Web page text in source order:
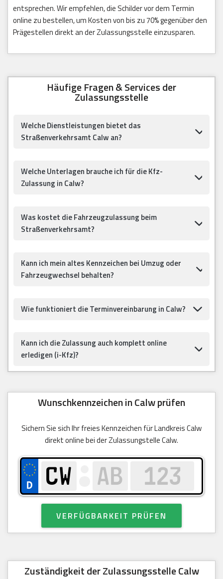
entsprechen. Wir empfehlen, die Schilder vor dem Termin
online zu bestellen, um Kosten von bis zu 70% gegenüber den
Prägestellen direkt an der Zulassungsstelle einzusparen.
Häufige Fragen & Services der
Zulassungsstelle
Welche Dienstleistungen bietet das
Straßenverkehrsamt Calw an?
Welche Unterlagen brauche ich für die Kfz-
Zulassung in Calw?
Was kostet die Fahrzeugzulassung beim
Straßenverkehrsamt?
Kann ich mein altes Kennzeichen bei Umzug oder
Fahrzeugwechsel behalten?
Wie funktioniert die Terminvereinbarung in Calw?
Kann ich die Zulassung auch komplett online
erledigen (i-Kfz)?
Wunschkennzeichen in Calw prüfen
Sichern Sie sich Ihr freies Kennzeichen für Landkreis Calw
direkt online bei der Zulassungstelle Calw.
VERFÜGBARKEIT PRÜFEN
Zuständigkeit der Zulassungsstelle Calw